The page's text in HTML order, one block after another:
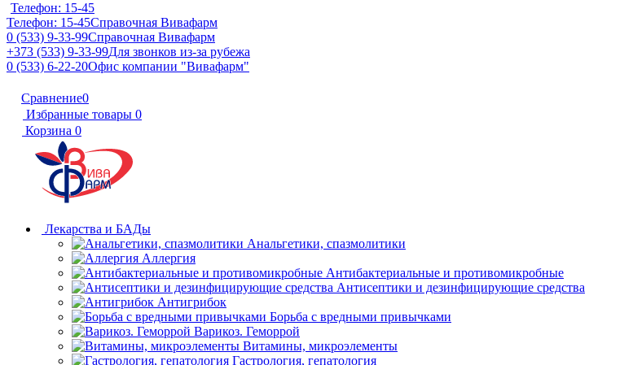
Телефон: 15-45
Телефон: 15-45Справочная Вивафарм
0 (533) 9-33-99Справочная Вивафарм
+373 (533) 9-33-99Для звонков из-за рубежа
0 (533) 6-22-20Офис компании "Вивафарм"
Сравнение0
Избранные товары 0
Корзина 0
Лекарства и БАДы
Анальгетики, спазмолитики
Аллергия
Антибактериальные и противомикробные
Антисептики и дезинфицирующие средства
Антигрибок
Борьба с вредными привычками
Варикоз. Геморрой
Витамины, микроэлементы
Гастрология, гепатология